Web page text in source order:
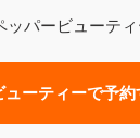
パービューティ
ーティーで予約